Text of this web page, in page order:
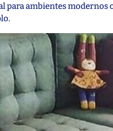
para ambientes